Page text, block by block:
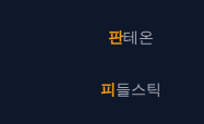
판테온
피들스틱